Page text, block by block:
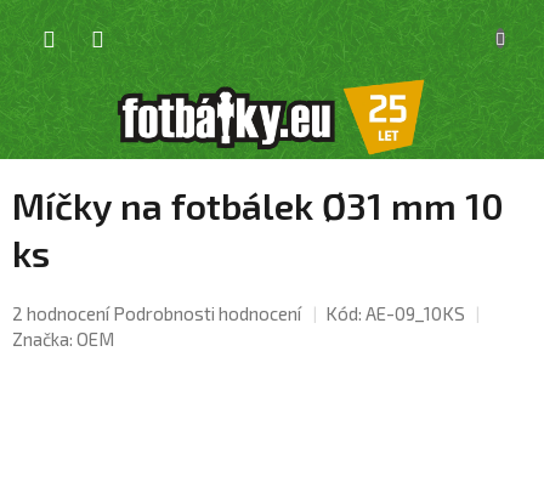
Přejít
obsah
KOŠÍK
Míčky na fotbálek Ø31 mm 10
ks
Průměrné
hodnocení
2 hodnocení Podrobnosti hodnocení Kód: AE-09_10KS
Značka: OEM